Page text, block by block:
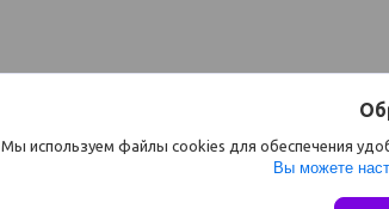
Мы используем файлы cookies для обеспечения
Вы можете